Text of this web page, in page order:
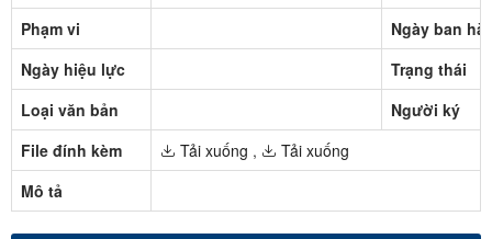
Phạm vi
Ngày ban
Ngày hiệu lực
Trạng thái
Loại văn bản
Người ký
File đính kèm
Tải xuống ,
Tải xuống
Mô tả